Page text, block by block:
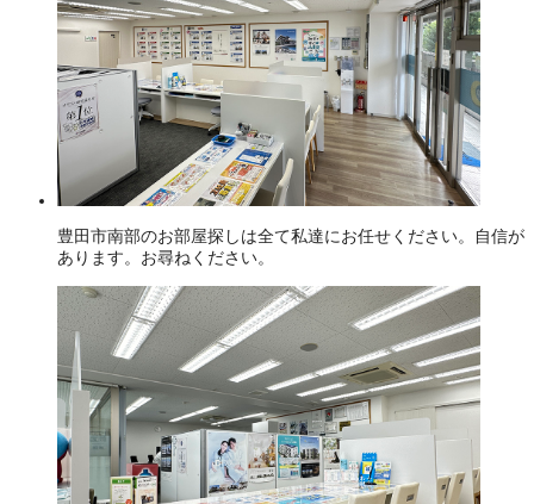
豊田市南部のお部屋探しは全て私達にお任せください。自信が
あります。お尋ねください。